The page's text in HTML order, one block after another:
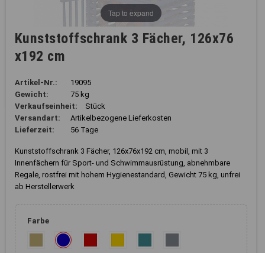
den vorgenannten Zwecken
zu. Durch Klicken auf
„Einstellungen“ können Sie
eine individuelle Auswahl
Widerspruchsmöglichkeiten,
Sie können durch die
Navigation auf die
Tap to expand
Kunststoffschrank 3 Fächer, 126x76
x192 cm
Artikel-Nr.:
19095
Gewicht:
75 kg
Verkaufseinheit:
Stück
Versandart:
Artikelbezogene Lieferkosten
Lieferzeit:
56 Tage
Kunststoffschrank 3 Fächer, 126x76x192 cm, mobil, mit 3
Innenfächern für Sport- und Schwimmausrüstung, abnehmbare
Regale, rostfrei mit hohem Hygienestandard, Gewicht 75 kg, unfrei
ab Herstellerwerk
Farbe